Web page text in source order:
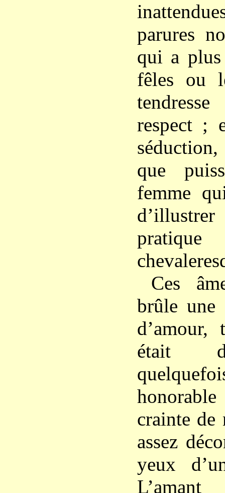
parures
qui a
fêles ou
respect ;
que
femme
Ces
brûle une
d’amour,
était
crainte de
assez
yeux